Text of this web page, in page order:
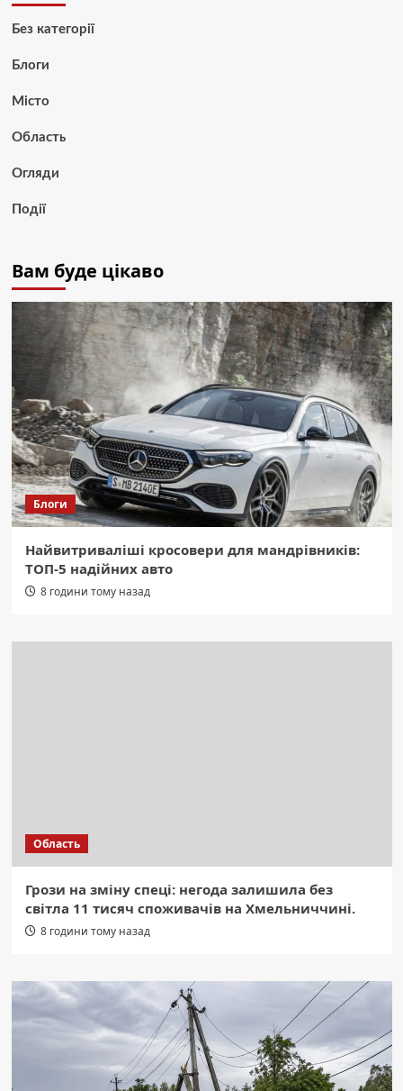
Без категорії
Блоги
Місто
Область
Огляди
Події
Вам буде цікаво
Блоги
Найвитриваліші кросовери для мандрівників:
ТОП-5 надійних авто
8 години тому назад
Область
Грози на зміну спеці: негода залишила без
світла 11 тисяч споживачів на Хмельниччині.
8 години тому назад